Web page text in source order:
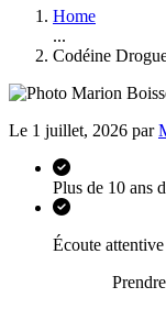
Home
...
Codéine
Le 1 juillet, 2026 par
Plus de 10 ans
Écoute